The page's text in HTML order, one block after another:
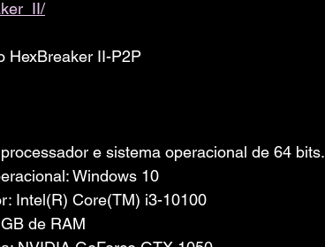
HexBreaker II-P2P
e sistema operacional de 64 bits.
Windows 10
Intel(R) Core(TM) i3-10100
de RAM